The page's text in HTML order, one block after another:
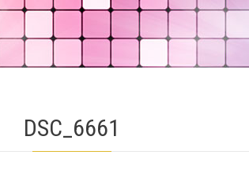
DSC_6661